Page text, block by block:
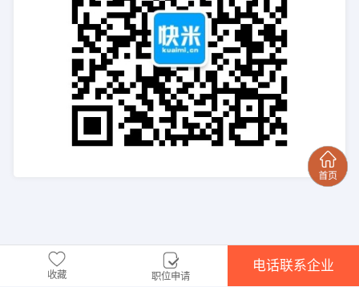
收藏 职位申请
电话联系企业